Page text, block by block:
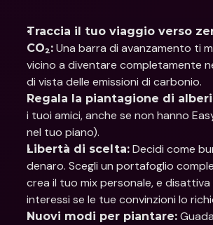
Traccia il tuo viaggio verso
CO₂: Una barra di avanzamento ti
vicino a diventare completamente
di vista delle emissioni di carbonio.
Regala la piantagione di
i tuoi amici, anche se non hanno
nel tuo piano).
Libertà di scelta: Decidi come
denaro. Scegli un portafoglio
crea il tuo mix personale, e disattiva
interessi se le tue convinzioni lo
Nuovi modi per piantare: